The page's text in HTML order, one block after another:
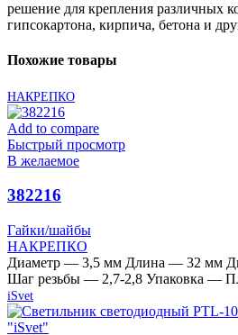
решение для крепления различных
гипсокартона, кирпича, бетона и
Похожие товары
НАКРЕПКО
Add to compare
Быстрый просмотр
В желаемое
382216
Гайки/шайбы
НАКРЕПКО
Диаметр — 3,5 мм Длина — 32 мм
Шаг резьбы — 2,7-2,8 Упаковка —
iSvet